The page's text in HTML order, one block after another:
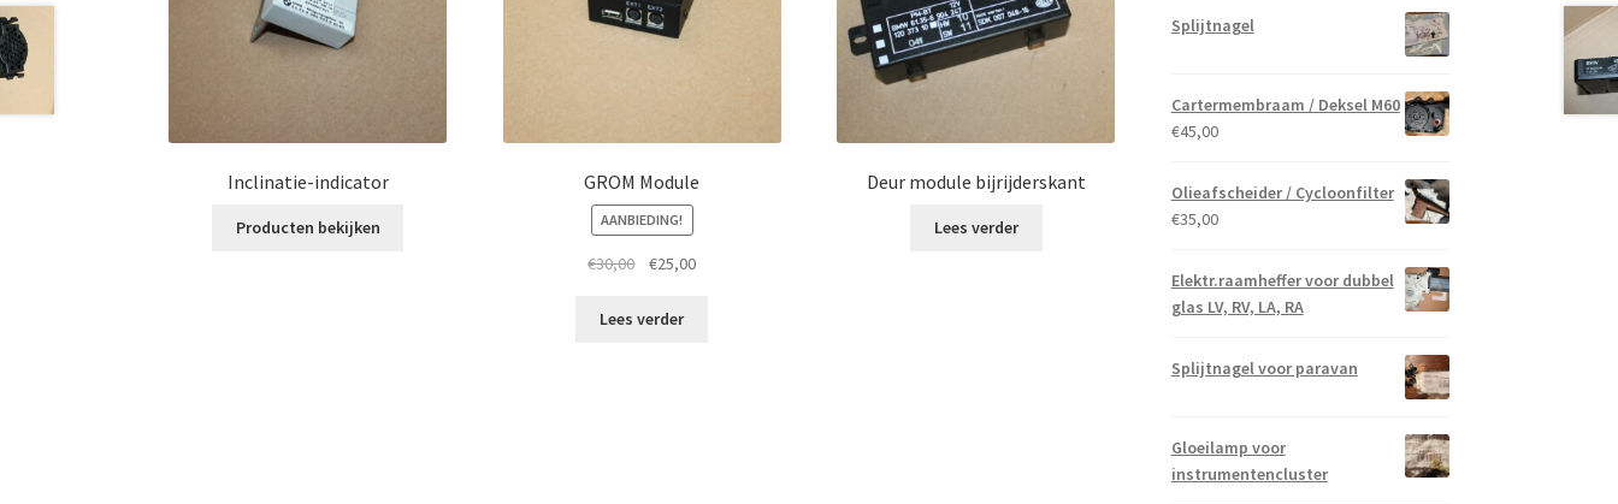
Inclinatie-indicator
Producten bekijken
GROM Module
AANBIEDING!
€30,00
Oorspronkelijke
was:
€25,00Huidige
Lees verder
Deur module bijrijderskant
Lees verder
Splijtnagel
Cartermembraam / Deksel M60
€45,00
Olieafscheider / Cycloonfilter
€35,00
Elektr.raamheffer voor dubbel
glas LV, RV, LA, RA
Splijtnagel voor paravan
Gloeilamp voor
instrumentencluster